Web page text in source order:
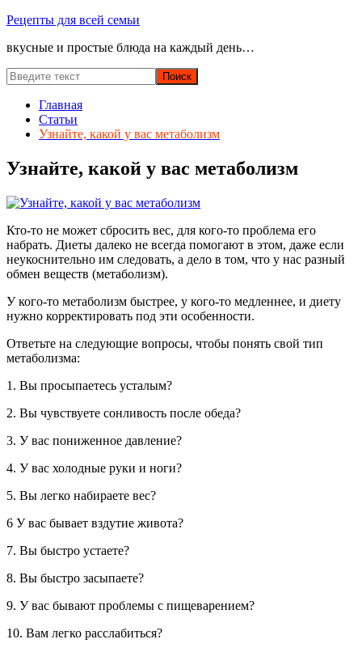
Перейти
содержимому
Рецепты для всей семьи
вкусные и простые блюда на каждый день…
Главная
Статьи
Узнайте, какой у вас метаболизм
Узнайте, какой у вас метаболизм
Кто-то не может сбросить вес, для кого-то проблема его
набрать. Диеты далеко не всегда помогают в этом, даже если
неукоснительно им следовать, а дело в том, что у нас разный
обмен веществ (метаболизм).
У кого-то метаболизм быстрее, у кого-то медленнее, и диету
нужно корректировать под эти особенности.
Ответьте на следующие вопросы, чтобы понять свой тип
метаболизма:
1. Вы просыпаетесь усталым?
2. Вы чувствуете сонливость после обеда?
3. У вас пониженное давление?
4. У вас холодные руки и ноги?
5. Вы легко набираете вес?
6 У вас бывает вздутие живота?
7. Вы быстро устаете?
8. Вы быстро засыпаете?
9. У вас бывают проблемы с пищеварением?
10. Вам легко расслабиться?